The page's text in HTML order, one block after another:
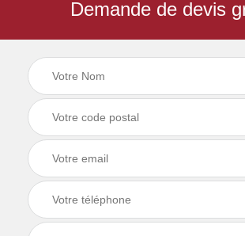
Demande de devis